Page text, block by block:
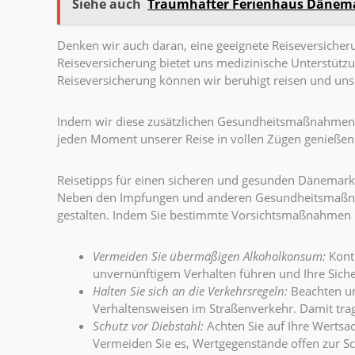
Siehe auch Traumhafter Ferienhaus
Denken wir auch daran, eine geeignete
Reiseversicherung bietet uns medizinische
Reiseversicherung können wir beruhigt reisen und
Indem wir diese zusätzlichen
jeden Moment unserer Reise in vollen Zügen
Reisetipps für einen sicheren und gesunden
Neben den Impfungen und anderen
gestalten. Indem Sie bestimmte
Vermeiden Sie übermäßigen Alkoholkonsum:
unvernünftigem Verhalten führen und Ihre
Halten Sie sich an die Verkehrsregeln: Beachten
Verhaltensweisen im Straßenverkehr. Damit
Schutz vor Diebstahl: Achten Sie auf Ihre
Vermeiden Sie es, Wertgegenstände offen zur